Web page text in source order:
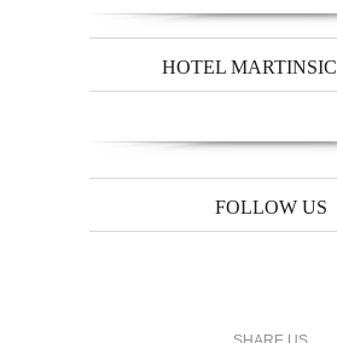
HOTEL
FOLLOW US